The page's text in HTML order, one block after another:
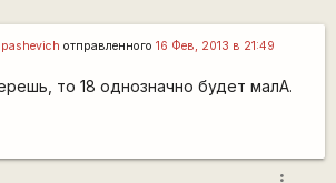
pashevich отправленного 16 Фев, 2013 в 21:49
то 18 однозначно будет малА.